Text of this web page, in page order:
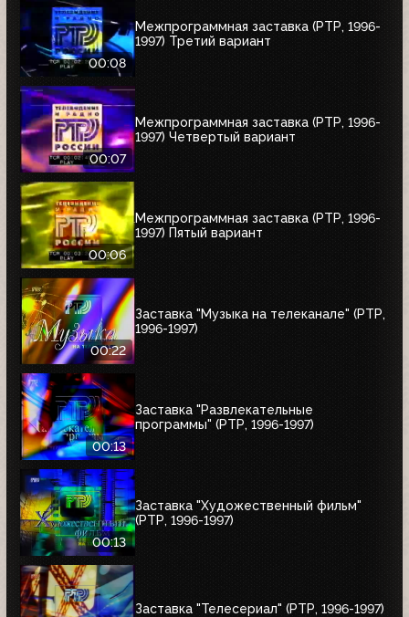
00:08
Межпрограммная заставка (РТР, 1996-
1997) Третий вариант
00:07
Межпрограммная заставка (РТР, 1996-
1997) Четвертый вариант
00:06
Межпрограммная заставка (РТР, 1996-
1997) Пятый вариант
00:22
Заставка "Музыка на телеканале" (РТР,
1996-1997)
00:13
Заставка "Развлекательные
программы" (РТР, 1996-1997)
00:13
Заставка "Художественный фильм"
(РТР, 1996-1997)
Заставка "Телесериал" (РТР, 1996-1997)